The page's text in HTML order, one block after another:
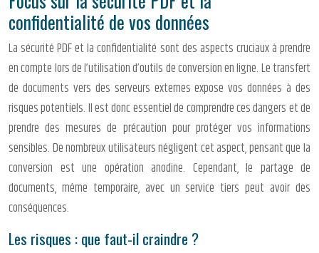
confidentialité de vos données
La sécurité PDF et la confidentialité sont des aspects cruciaux à prendre
en compte lors de l’utilisation d’outils de conversion en ligne. Le transfert
de documents vers des serveurs externes expose vos données à des
risques potentiels. Il est donc essentiel de comprendre ces dangers et de
prendre des mesures de précaution pour protéger vos informations
sensibles. De nombreux utilisateurs négligent cet aspect, pensant que la
conversion est une opération anodine. Cependant, le partage de
documents, même temporaire, avec un service tiers peut avoir des
conséquences.
Les risques : que faut-il craindre ?